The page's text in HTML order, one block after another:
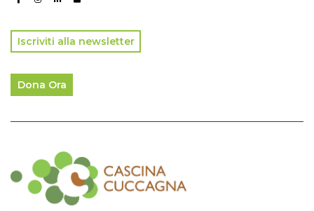
Iscriviti alla newsletter
Dona Ora